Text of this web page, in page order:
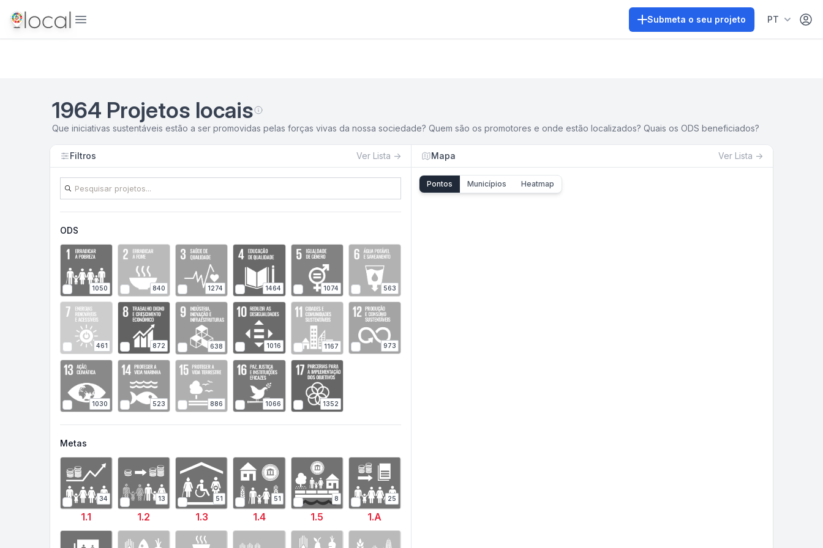
Abrir menu Submeta o seu projeto PT Área
1964 Projetos locais
Que iniciativas sustentáveis estão a ser promovidas pelas forças vivas da nossa sociedade? Quem são os promotores e onde estão localizados? Quais os ODS beneficiados?
Filtros Ver Lista →
ODS
1050 840 1274 1464 1074 563
461 872 638 1016 1167 973
1030 523 886 1066 1352
Metas
34
1.1
13
1.2
51
1.3
51
1.4
8
1.5
25
1.A
Mapa Ver Lista →
Pontos Municípios Heatmap